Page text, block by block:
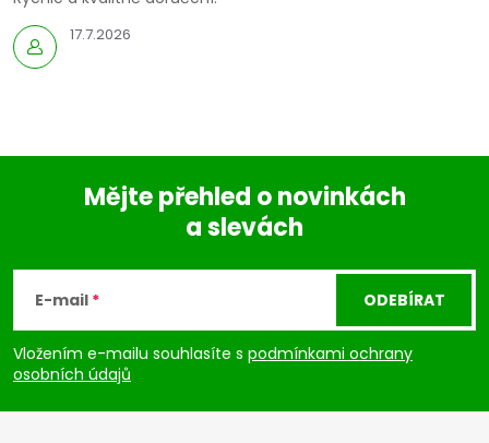
17.7.2026
p
a
Mějte přehled o novinkách
a slevách
E-mail
Vložením e-mailu souhlasíte s podmínkami ochrany
osobních údajů
ODEBÍRAT